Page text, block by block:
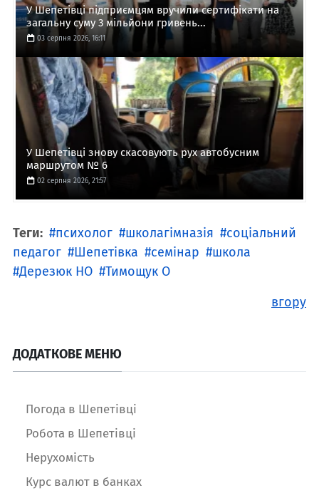
У Шепетівці підприємцям вручили сертифікати на
загальну суму 3 мільйони гривень...
03 серпня 2026, 16:11
У Шепетівці знову скасовують рух автобусним
маршрутом № 6
02 серпня 2026, 21:57
Теги: психолог школагімназія
соціальний
педагог
Шепетівка семінар
школа
Дерезюк НО
Тимощук О
вгору
ДОДАТКОВЕ МЕНЮ
Погода в Шепетівці
Робота в Шепетівці
Нерухомість
Курс валют в банках